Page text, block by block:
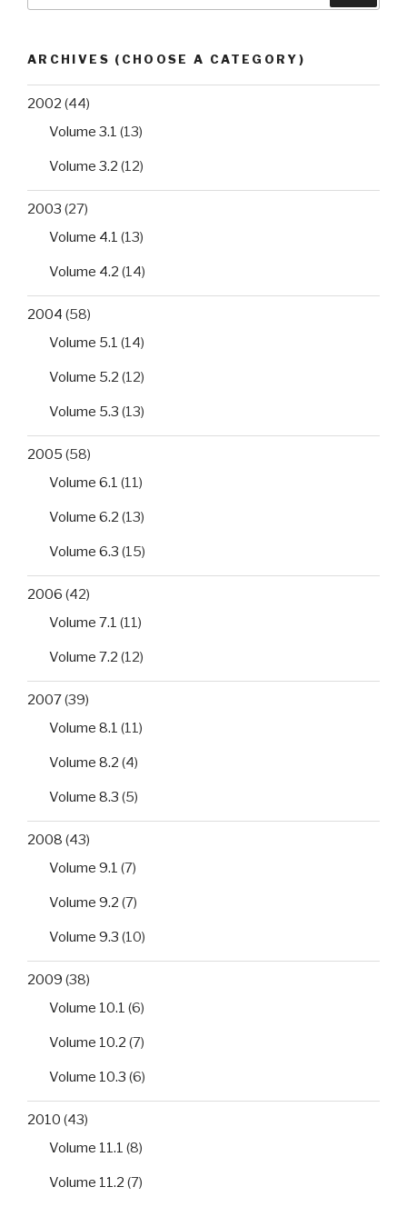
ARCHIVES (CHOOSE A CATEGORY)
2002 (44)
Volume 3.1 (13)
Volume 3.2 (12)
2003 (27)
Volume 4.1 (13)
Volume 4.2 (14)
2004 (58)
Volume 5.1 (14)
Volume 5.2 (12)
Volume 5.3 (13)
2005 (58)
Volume 6.1 (11)
Volume 6.2 (13)
Volume 6.3 (15)
2006 (42)
Volume 7.1 (11)
Volume 7.2 (12)
2007(39)
Volume 8.1 (11)
Volume 8.2 (4)
Volume 8.3 (5)
2008 (43)
Volume 9.1 (7)
Volume 9.2 (7)
Volume 9.3 (10)
2009 (38)
Volume 10.1 (6)
Volume 10.2 (7)
Volume 10.3 (6)
2010 (43)
Volume 11.1 (8)
Volume 11.2 (7)